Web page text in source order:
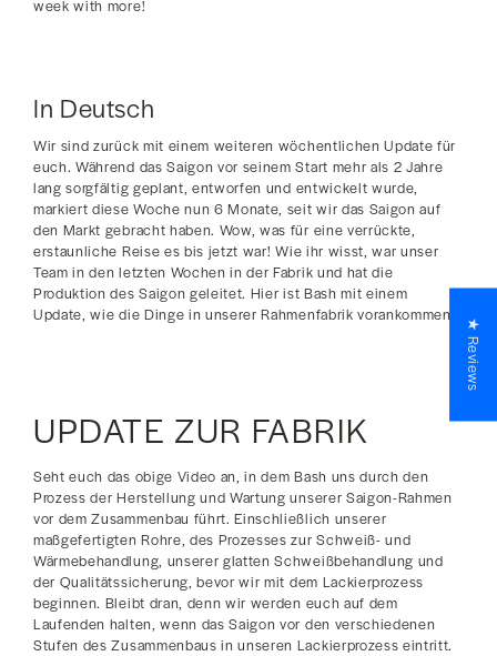
week with more!
In Deutsch
Wir sind zurück mit einem weiteren wöchentlichen Update für
euch. Während das Saigon vor seinem Start mehr als 2 Jahre
lang sorgfältig geplant, entworfen und entwickelt wurde,
markiert diese Woche nun 6 Monate, seit wir das Saigon auf
den Markt gebracht haben. Wow, was für eine verrückte,
erstaunliche Reise es bis jetzt war! Wie ihr wisst, war unser
Team in den letzten Wochen in der Fabrik und hat die
Produktion des Saigon geleitet. Hier ist Bash mit einem
Update, wie die Dinge in unserer Rahmenfabrik vorankommen.
UPDATE ZUR FABRIK
Seht euch das obige Video an, in dem Bash uns durch den
Prozess der Herstellung und Wartung unserer Saigon-Rahmen
vor dem Zusammenbau führt. Einschließlich unserer
maßgefertigten Rohre, des Prozesses zur Schweiß- und
Wärmebehandlung, unserer glatten Schweißbehandlung und
der Qualitätssicherung, bevor wir mit dem Lackierprozess
beginnen. Bleibt dran, denn wir werden euch auf dem
Laufenden halten, wenn das Saigon vor den verschiedenen
Stufen des Zusammenbaus in unseren Lackierprozess eintritt.
★ Reviews